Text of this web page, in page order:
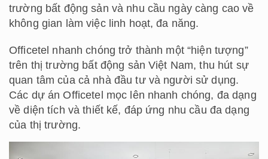
trường bất động sản và nhu cầu ngày càng cao về
không gian làm việc linh hoạt, đa năng.
Officetel nhanh chóng trở thành một “hiện tượng”
trên thị trường bất động sản Việt Nam, thu hút sự
quan tâm của cả nhà đầu tư và người sử dụng.
Các dự án Officetel mọc lên nhanh chóng, đa dạng
về diện tích và thiết kế, đáp ứng nhu cầu đa dạng
của thị trường.